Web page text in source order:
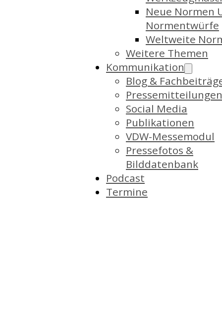
Neue Normen
Normentwürfe
Weltweite
Weitere Themen
Kommunikation
Blog &
Pressemitteilungen
Social Media
Publikationen
VDW-Messemodul
Pressefotos &
Bilddatenbank
Podcast
Termine